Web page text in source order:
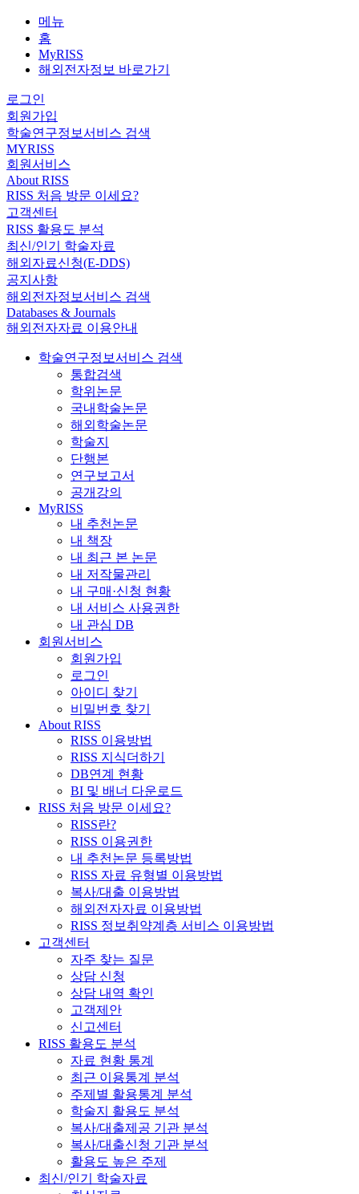
메뉴
홈
MyRISS
해외전자정보 바로가기
로그인
회원가입
학술연구정보서비스 검색
MYRISS
회원서비스
About RISS
RISS 처음 방문 이세요?
고객센터
RISS 활용도 분석
최신/인기 학술자료
해외자료신청(E-DDS)
공지사항
해외전자정보서비스 검색
Databases & Journals
해외전자자료 이용안내
학술연구정보서비스 검색
통합검색
학위논문
국내학술논문
해외학술논문
학술지
단행본
연구보고서
공개강의
MyRISS
내 추천논문
내 책장
내 최근 본 논문
내 저작물관리
내 구매·신청 현황
내 서비스 사용권한
내 관심 DB
회원서비스
회원가입
로그인
아이디 찾기
비밀번호 찾기
About RISS
RISS 이용방법
RISS 지식더하기
DB연계 현황
BI 및 배너 다운로드
RISS 처음 방문 이세요?
RISS란?
RISS 이용권한
내 추천논문 등록방법
RISS 자료 유형별 이용방법
복사/대출 이용방법
해외전자자료 이용방법
RISS 정보취약계층 서비스 이용방법
고객센터
자주 찾는 질문
상담 신청
상담 내역 확인
고객제안
신고센터
RISS 활용도 분석
자료 현황 통계
최근 이용통계 분석
주제별 활용통계 분석
학술지 활용도 분석
복사/대출제공 기관 분석
복사/대출신청 기관 분석
활용도 높은 주제
최신/인기 학술자료